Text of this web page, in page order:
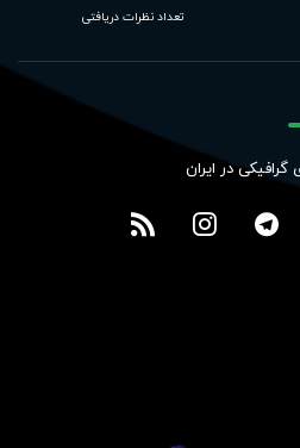
تعداد نظرات دریافتی